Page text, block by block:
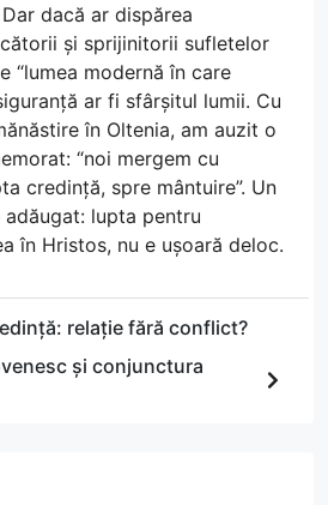
dacă ar dispărea
și sprijinitorii sufletelor
“lumea modernă în care
ar fi sfârșitul lumii. Cu
în Oltenia, am auzit o
“noi mergem cu
credință, spre mântuire”. Un
lupta pentru
în Hristos, nu e ușoară deloc.
relație fără conflict?
și conjunctura